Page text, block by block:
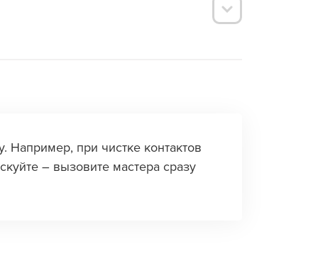
Например, при чистке контактов
– вызовите мастера сразу